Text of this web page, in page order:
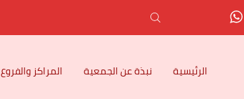
الرئيسية نبذة عن الجمعية المراكز والفروع